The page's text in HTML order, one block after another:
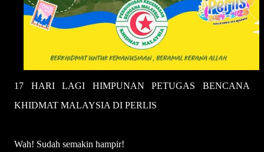
17 HARI LAGI HIMPUNAN PETUGAS BENCANA
KHIDMAT MALAYSIA DI PERLIS
Wah! Sudah semakin hampir!